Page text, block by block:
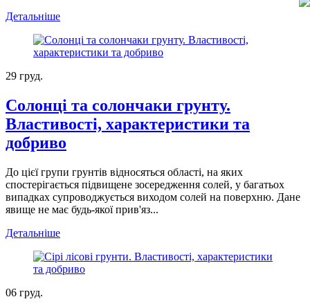
Детальніше
29 груд.
Солонці та солончаки грунту.
Властивості, характеристики та
добриво
До цієї групи грунтів відносяться області, на яких
спостерігається підвищене зосередження солей, у багатьох
випадках супроводжується виходом солей на поверхню. Дане
явище не має будь-якої прив'яз...
Детальніше
06 груд.